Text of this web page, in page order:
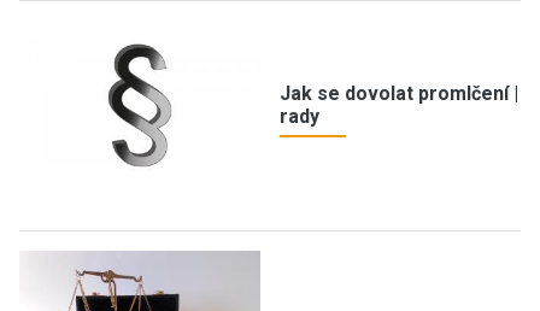
Jak se dovolat promlčení |
rady